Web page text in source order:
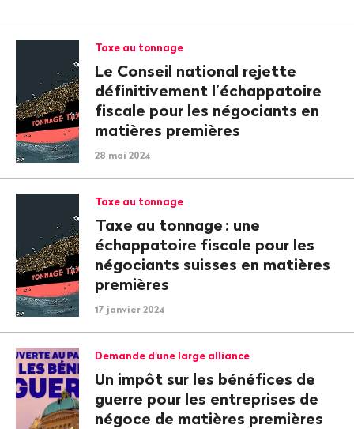
Taxe au tonnage
Le Conseil national rejette
définitivement l’échappatoire
fiscale pour les négociants en
matières premières
28 mai 2024
Taxe au tonnage
Taxe au tonnage : une
échappatoire fiscale pour les
négociants suisses en matières
premières
17 janvier 2024
Demande d'une large alliance
Un impôt sur les bénéfices de
guerre pour les entreprises de
négoce de matières premières